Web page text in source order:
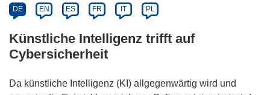
DE EN ES FR IT PL
Künstliche Intelligenz trifft auf
Cybersicherheit
Da künstliche Intelligenz (KI) allgegenwärtig wird und